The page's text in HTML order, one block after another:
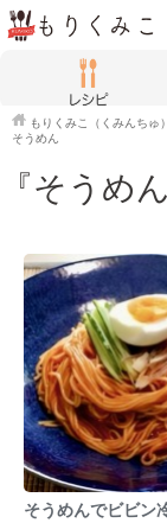
もりくみこ（くみんちゅ
そうめん
『そうめ
そうめんでビビン